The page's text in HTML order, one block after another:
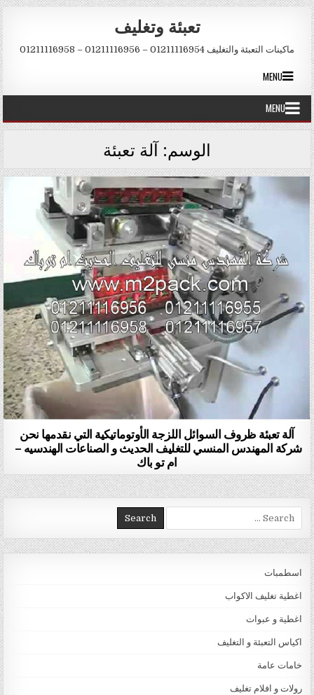
Skip to content
تعبئة وتغليف
ماكينات التعبئة والتغليف 01211116954 – 01211116956 – 01211116958
MENU
MENU
الوسم:آلة تعبئة
آلة تعبئة ظروف السوائل اللزجة الأوتوماتيكية التي نقدمها نحن
شركة المهندس المنسي للتغليف الحديث و الصناعات الهندسيه –
ام تو باك
Search for:
اسطمبات
اغطية تغليف الاكواب
اغطية و عبوات
اكياس التعبئة و التغليف
خامات عامة
رولات و افلام تغليف